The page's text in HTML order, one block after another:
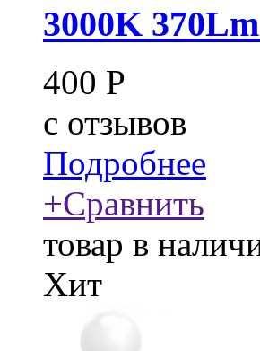
3000K
400 Р
c отзывов
Подробнее
+Сравнить
товар в
Хит